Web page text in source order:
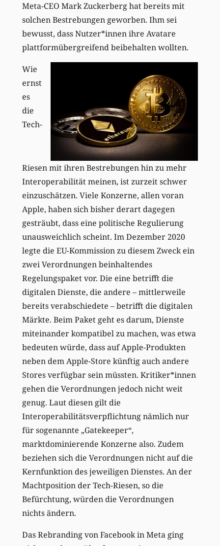
Meta-CEO Mark Zuckerberg hat bereits mit
solchen Bestrebungen geworben. Ihm sei
bewusst, dass Nutzer*innen ihre Avatare
plattformübergreifend beibehalten wollten.
Wie
ernst
es
die
Tech-
Riesen mit ihren Bestrebungen hin zu mehr
Interoperabilität meinen, ist zurzeit schwer
einzuschätzen. Viele Konzerne, allen voran
Apple, haben sich bisher derart dagegen
gesträubt, dass eine politische Regulierung
unausweichlich scheint. Im Dezember 2020
legte die EU-Kommission zu diesem Zweck ein
zwei Verordnungen beinhaltendes
Regelungspaket vor. Die eine betrifft die
digitalen Dienste, die andere – mittlerweile
bereits verabschiedete – betrifft die digitalen
Märkte. Beim Paket geht es darum, Dienste
miteinander kompatibel zu machen, was etwa
bedeuten würde, dass auf Apple-Produkten
neben dem Apple-Store künftig auch andere
Stores verfügbar sein müssten. Kritiker*innen
gehen die Verordnungen jedoch nicht weit
genug. Laut diesen gilt die
Interoperabilitätsverpflichtung nämlich nur
für sogenannte „Gatekeeper“,
marktdominierende Konzerne also. Zudem
beziehen sich die Verordnungen nicht auf die
Kernfunktion des jeweiligen Dienstes. An der
Machtposition der Tech-Riesen, so die
Befürchtung, würden die Verordnungen
nichts ändern.
Das Rebranding von Facebook in Meta ging